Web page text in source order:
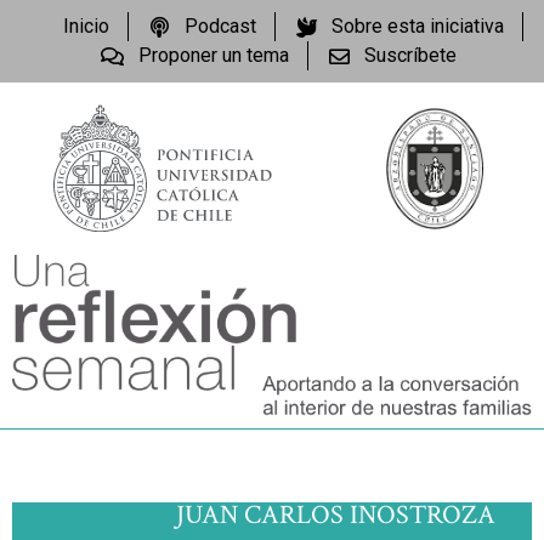
Inicio Podcast
Sobre esta iniciativa
Proponer un tema
Suscríbete
JUAN CARLOS INOSTROZA